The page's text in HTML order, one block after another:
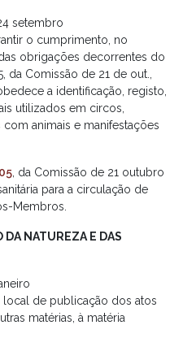
setembro
o cumprimento, no
obrigações decorrentes do
da Comissão de 21 de out.,
a identificação, registo,
utilizados em circos,
animais e manifestações
, da Comissão de 21 outubro
para a circulação de
Membros.
DA NATUREZA E DAS
de publicação dos atos
matérias, à matéria